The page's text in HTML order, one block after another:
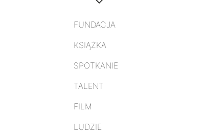
FUNDACJA
KSIĄŻKA
SPOTKANIE
TALENT
FILM
LUDZIE